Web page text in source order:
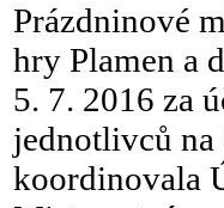
Prázdninové
hry Plamen a
5. 7. 2016 za
jednotlivců na
koordinovala